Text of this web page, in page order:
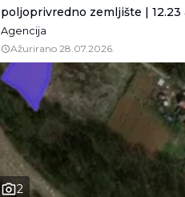
poljoprivredno zemljište | 12.23
Agencija
Ažurirano 28.07.2026.
2